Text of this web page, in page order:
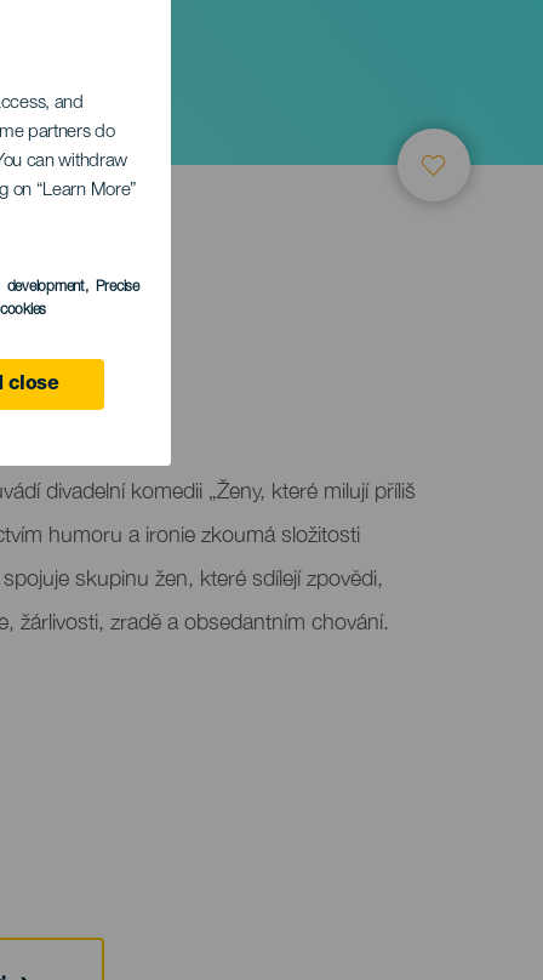
and
partners do
can withdraw
on “Learn More”
development, Precise
close
divadelní komedii „Ženy, které milují příliš
humoru a ironie zkoumá složitosti
skupinu žen, které sdílejí zpovědi,
žárlivosti, zradě a obsedantním chování.